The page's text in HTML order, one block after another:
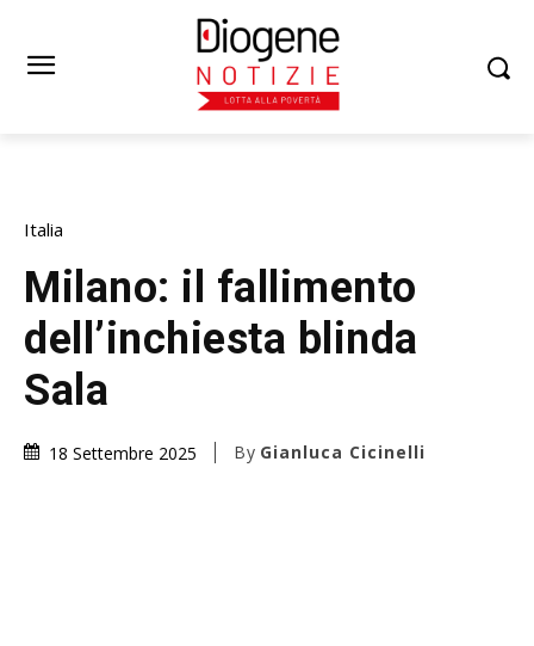
Italia
Milano: il fallimento
dell’inchiesta blinda
Sala
18 Settembre 2025 By Gianluca Cicinelli